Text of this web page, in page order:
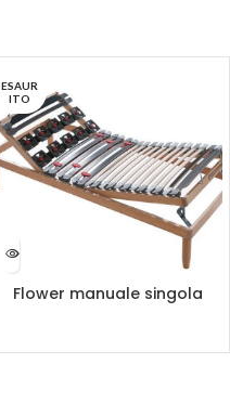
ESAUR
ITO
Flower manuale singola